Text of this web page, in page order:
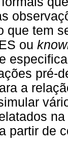
que tem
ou
pré-
a
partir de